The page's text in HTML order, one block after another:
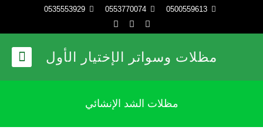
0500559613
0553770074
0535553929
مظلات وسواتر الإختيار الأول
مظلات الشد الإنشائي